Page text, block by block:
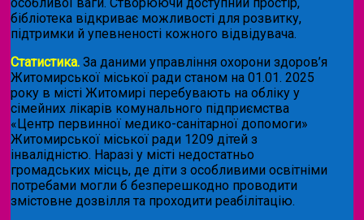
бібліотека відкриває можливості для розвитку,
підтримки й упевненості кожного відвідувача.
Статистика. За даними управління охорони здоров’я
Житомирської міської ради станом на 01.01. 2025
року в місті Житомирі перебувають на обліку у
сімейних лікарів комунального підприємства
«Центр первинної медико-санітарної допомоги»
Житомирської міської ради 1209 дітей з
інвалідністю. Наразі у місті недостатньо
громадських місць, де діти з особливими освітніми
потребами могли б безперешкодно проводити
змістовне дозвілля та проходити реабілітацію.